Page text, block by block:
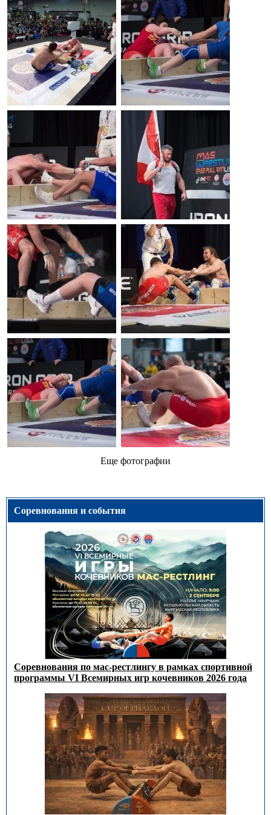
Еще фотографии
Соревнования и события
Соревнования по мас-рестлингу в рамках спортивной
программы VI Всемирных игр кочевников 2026 года